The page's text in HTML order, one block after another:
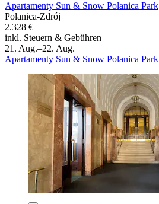
Apartamenty Sun & Snow Polanica Park
Polanica-Zdrój
2.328 €
inkl. Steuern & Gebühren
21. Aug.–22. Aug.
Apartamenty Sun & Snow Polanica Park